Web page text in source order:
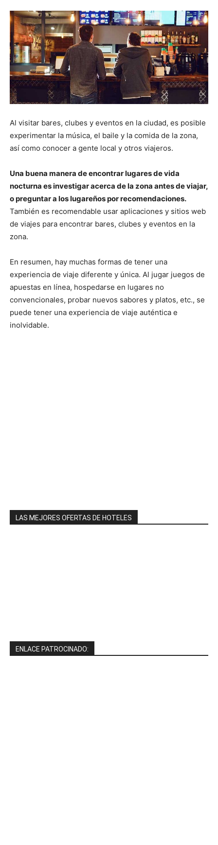
Al visitar bares, clubes y eventos en la ciudad, es posible
experimentar la música, el baile y la comida de la zona,
así como conocer a gente local y otros viajeros.
Una buena manera de encontrar lugares de vida
nocturna es investigar acerca de la zona antes de viajar,
o preguntar a los lugareños por recomendaciones.
También es recomendable usar aplicaciones y sitios web
de viajes para encontrar bares, clubes y eventos en la
zona.
En resumen, hay muchas formas de tener una
experiencia de viaje diferente y única. Al jugar juegos de
apuestas en línea, hospedarse en lugares no
convencionales, probar nuevos sabores y platos, etc., se
puede tener una experiencia de viaje auténtica e
inolvidable.
LAS MEJORES OFERTAS DE HOTELES
ENLACE PATROCINADO: